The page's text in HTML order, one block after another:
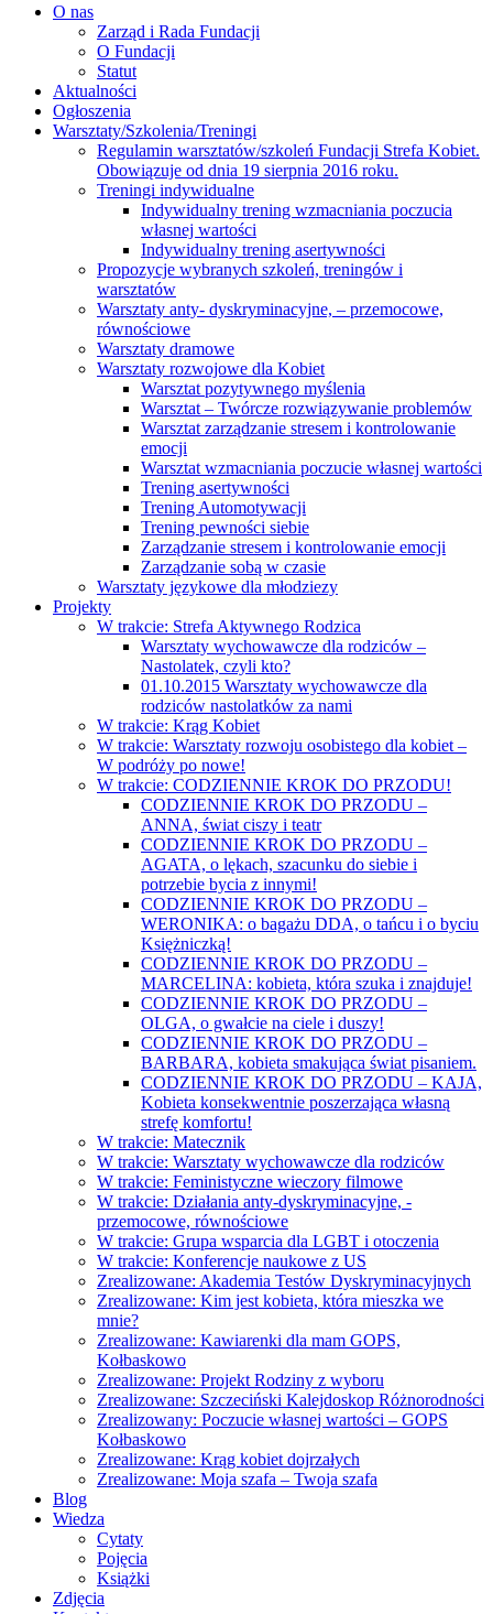
O nas
Zarząd i Rada Fundacji
O Fundacji
Statut
Aktualności
Ogłoszenia
Warsztaty/Szkolenia/Treningi
Regulamin warsztatów/szkoleń Fundacji Strefa Kobiet.
Obowiązuje od dnia 19 sierpnia 2016 roku.
Treningi indywidualne
Indywidualny trening wzmacniania poczucia
własnej wartości
Indywidualny trening asertywności
Propozycje wybranych szkoleń, treningów i
warsztatów
Warsztaty anty- dyskryminacyjne, – przemocowe,
równościowe
Warsztaty dramowe
Warsztaty rozwojowe dla Kobiet
Warsztat pozytywnego myślenia
Warsztat – Twórcze rozwiązywanie problemów
Warsztat zarządzanie stresem i kontrolowanie
emocji
Warsztat wzmacniania poczucie własnej wartości
Trening asertywności
Trening Automotywacji
Trening pewności siebie
Zarządzanie stresem i kontrolowanie emocji
Zarządzanie sobą w czasie
Warsztaty językowe dla młodziezy
Projekty
W trakcie: Strefa Aktywnego Rodzica
Warsztaty wychowawcze dla rodziców –
Nastolatek, czyli kto?
01.10.2015 Warsztaty wychowawcze dla
rodziców nastolatków za nami
W trakcie: Krąg Kobiet
W trakcie: Warsztaty rozwoju osobistego dla kobiet –
W podróży po nowe!
W trakcie: CODZIENNIE KROK DO PRZODU!
CODZIENNIE KROK DO PRZODU –
ANNA, świat ciszy i teatr
CODZIENNIE KROK DO PRZODU –
AGATA, o lękach, szacunku do siebie i
potrzebie bycia z innymi!
CODZIENNIE KROK DO PRZODU –
WERONIKA: o bagażu DDA, o tańcu i o byciu
Księżniczką!
CODZIENNIE KROK DO PRZODU –
MARCELINA: kobieta, która szuka i znajduje!
CODZIENNIE KROK DO PRZODU –
OLGA, o gwałcie na ciele i duszy!
CODZIENNIE KROK DO PRZODU –
BARBARA, kobieta smakująca świat pisaniem.
CODZIENNIE KROK DO PRZODU – KAJA,
Kobieta konsekwentnie poszerzająca własną
strefę komfortu!
W trakcie: Matecznik
W trakcie: Warsztaty wychowawcze dla rodziców
W trakcie: Feministyczne wieczory filmowe
W trakcie: Działania anty-dyskryminacyjne, -
przemocowe, równościowe
W trakcie: Grupa wsparcia dla LGBT i otoczenia
W trakcie: Konferencje naukowe z US
Zrealizowane: Akademia Testów Dyskryminacyjnych
Zrealizowane: Kim jest kobieta, która mieszka we
mnie?
Zrealizowane: Kawiarenki dla mam GOPS,
Kołbaskowo
Zrealizowane: Projekt Rodziny z wyboru
Zrealizowane: Szczeciński Kalejdoskop Różnorodności
Zrealizowany: Poczucie własnej wartości – GOPS
Kołbaskowo
Zrealizowane: Krąg kobiet dojrzałych
Zrealizowane: Moja szafa – Twoja szafa
Blog
Wiedza
Cytaty
Pojęcia
Książki
Zdjęcia